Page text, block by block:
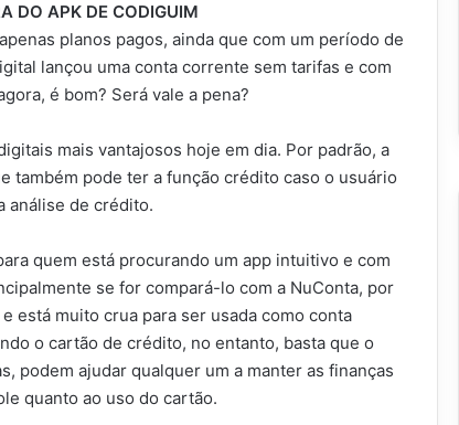
DO APK DE CODIGUIM
planos pagos, ainda que com um período de
lançou uma conta corrente sem tarifas e com
é bom? Será vale a pena?
mais vantajosos hoje em dia. Por padrão, a
também pode ter a função crédito caso o usuário
análise de crédito.
quem está procurando um app intuitivo e com
se for compará-lo com a NuConta, por
está muito crua para ser usada como conta
o cartão de crédito, no entanto, basta que o
podem ajudar qualquer um a manter as finanças
quanto ao uso do cartão.